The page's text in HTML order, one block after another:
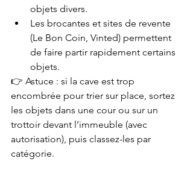
objets divers.
Les brocantes et sites de revente
(Le Bon Coin, Vinted) permettent
de faire partir rapidement certains
objets.
👉 Astuce : si la cave est trop
encombrée pour trier sur place, sortez
les objets dans une cour ou sur un
trottoir devant l’immeuble (avec
autorisation), puis classez-les par
catégorie.